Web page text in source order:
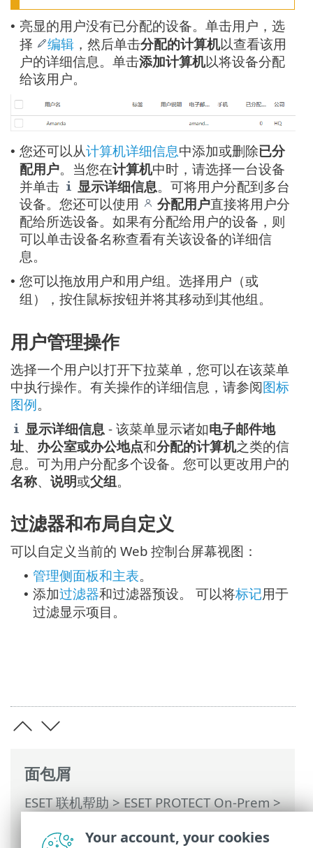
面包屑
ESET 联机帮助>ESET PROTECT On-Prem>
PROTECT On-Prem 主菜单 >更多> 计算机
• 亮显的用户没有已分配的设备。单击用户，选
择
编辑 ，然后单击分配的计算机以查看该用
户的详细信息。单击添加计算机以将设备分配
给该用户。
• 您还可以从计算机详细信息中添加或删除已分
配用户。当您在计算机中时，请选择一台设备
并单击
显示详细信息。可将用户分配到多台
设备。您还可以使用
分配用户直接将用户分
配给所选设备。如果有分配给用户的设备，则
可以单击设备名称查看有关该设备的详细信
息。
• 您可以拖放用户和用户组。选择用户（或
组），按住鼠标按钮并将其移动到其他组。
用户管理操作
选择一个用户以打开下拉菜单，您可以在该菜单
中执行操作。有关操作的详细信息，请参阅图标
图例。
显示详细信息 - 该菜单显示诸如电子邮件地
址、 办公室或办公地点和分配的计算机之类的信
息。可为用户分配多个设备。您可以更改用户的
名称、 说明或父组。
过滤器和布局自定义
可以自定义当前的 Web 控制台屏幕视图：
• 管理侧面板和主表。
• 添加过滤器和过滤器预设。 可以将标记用于
过滤显示项目。
Your account, your cookies